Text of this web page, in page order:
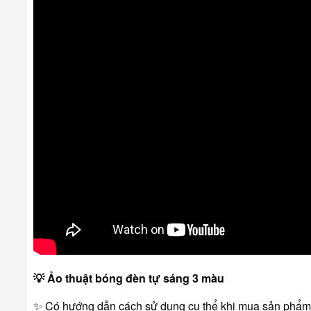
💡Ảo thuật bóng đèn tự sáng 3 màu
✨ Có hướng dẫn cách sử dụng cụ thể khi mua sản